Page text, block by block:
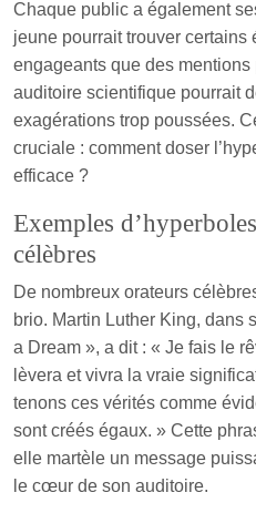
Chaque public a également
jeune pourrait trouver certains
engageants que des mentions
auditoire scientifique pourrait
exagérations trop poussées.
cruciale : comment doser
efficace ?
Exemples
célèbres
De nombreux orateurs
brio. Martin Luther King, dans
a Dream », a dit : « Je fais le
lèvera et vivra la vraie
tenons ces vérités comme
sont créés égaux. » Cette
elle martèle un message
le cœur de son auditoire.